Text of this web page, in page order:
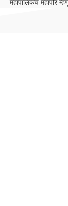
महापालिकेचे महापौर